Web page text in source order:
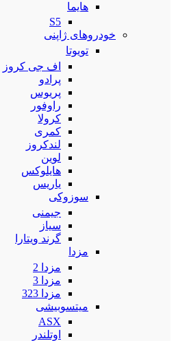
هایما
S5
خودروهای ژاپنی
تویوتا
اف جی کروز
پرادو
پریوس
راوفور
کرولا
کمری
لندکروز
لوین
هایلوکس
یاریس
سوزوکی
جیمنی
سیاز
گرند ویتارا
مزدا
مزدا 2
مزدا 3
مزدا 323
میتسوبیشی
ASX
اوتلندر